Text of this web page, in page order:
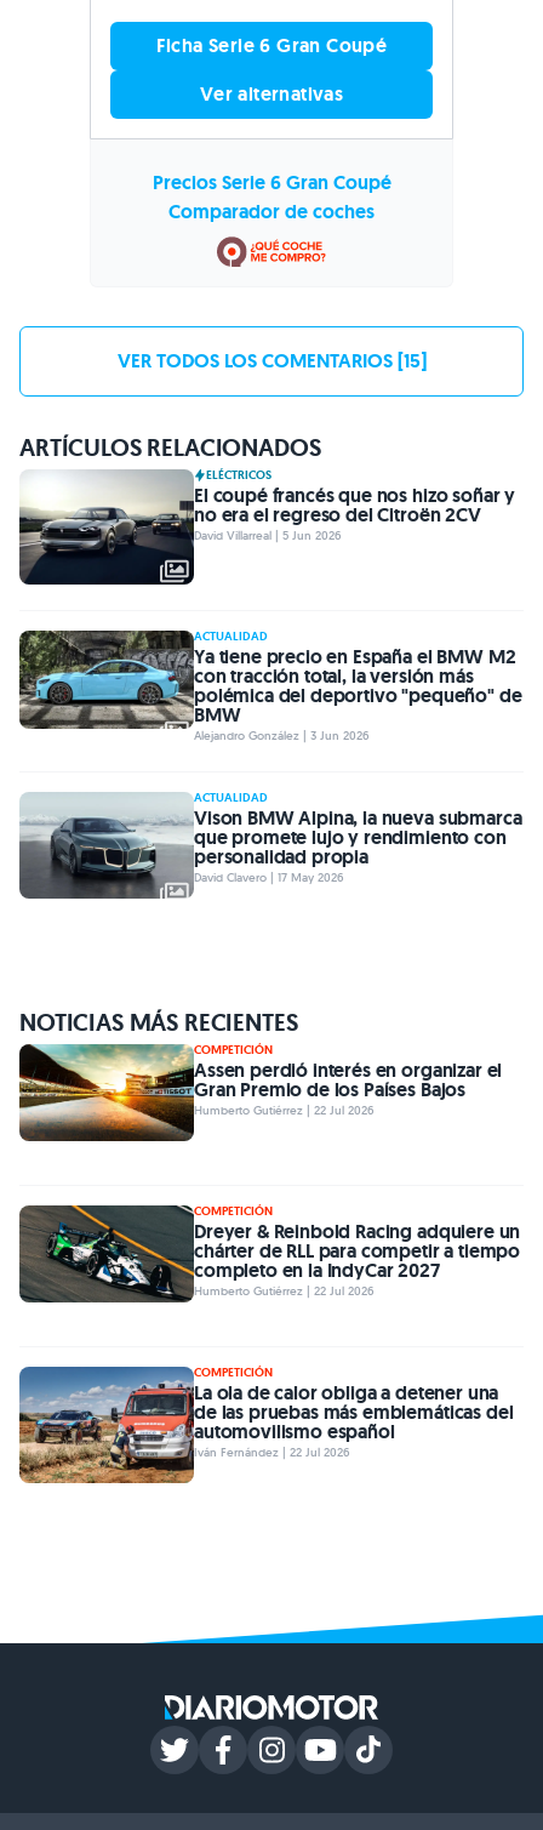
Ficha Serie 6 Gran Coupé
Ver alternativas
Precios Serie 6 Gran Coupé
Comparador de coches
VER TODOS LOS COMENTARIOS [15]
ARTÍCULOS RELACIONADOS
ELÉCTRICOS
El coupé francés que nos hizo soñar y
no era el regreso del Citroën 2CV
David Villarreal | 5 Jun 2026
ACTUALIDAD
Ya tiene precio en España el BMW M2
con tracción total, la versión más
polémica del deportivo "pequeño" de
BMW
Alejandro González | 3 Jun 2026
ACTUALIDAD
Vison BMW Alpina, la nueva submarca
que promete lujo y rendimiento con
personalidad propia
David Clavero | 17 May 2026
NOTICIAS MÁS RECIENTES
COMPETICIÓN
Assen perdió interés en organizar el
Gran Premio de los Países Bajos
Humberto Gutiérrez | 22 Jul 2026
COMPETICIÓN
Dreyer & Reinbold Racing adquiere un
chárter de RLL para competir a tiempo
completo en la IndyCar 2027
Humberto Gutiérrez | 22 Jul 2026
COMPETICIÓN
La ola de calor obliga a detener una
de las pruebas más emblemáticas del
automovilismo español
Iván Fernández | 22 Jul 2026